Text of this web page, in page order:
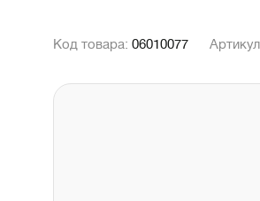
Код товара: 06010077